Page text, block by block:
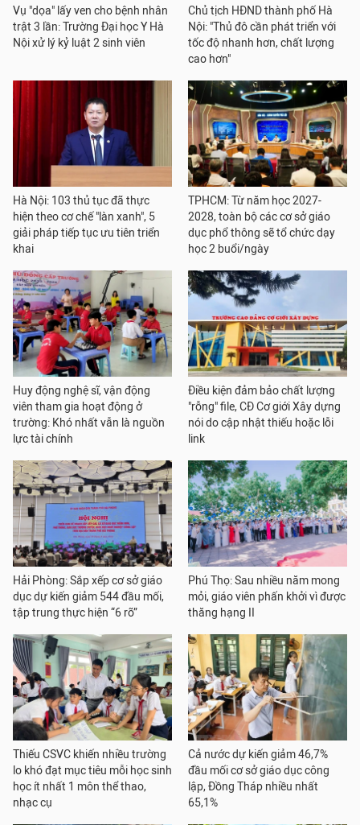
Vụ "dọa" lấy ven cho bệnh nhân
trật 3 lần: Trường Đại học Y Hà
Nội xử lý kỷ luật 2 sinh viên
Chủ tịch HĐND thành phố Hà
Nội: "Thủ đô cần phát triển với
tốc độ nhanh hơn, chất lượng
cao hơn"
Hà Nội: 103 thủ tục đã thực
hiện theo cơ chế "làn xanh", 5
giải pháp tiếp tục ưu tiên triển
khai
TPHCM: Từ năm học 2027-
2028, toàn bộ các cơ sở giáo
dục phổ thông sẽ tổ chức dạy
học 2 buổi/ngày
Huy động nghệ sĩ, vận động
viên tham gia hoạt động ở
trường: Khó nhất vẫn là nguồn
lực tài chính
Điều kiện đảm bảo chất lượng
"rỗng" file, CĐ Cơ giới Xây dựng
nói do cập nhật thiếu hoặc lỗi
link
Hải Phòng: Sắp xếp cơ sở giáo
dục dự kiến giảm 544 đầu mối,
tập trung thực hiện “6 rõ”
Phú Thọ: Sau nhiều năm mong
mỏi, giáo viên phấn khởi vì được
thăng hạng II
Thiếu CSVC khiến nhiều trường
lo khó đạt mục tiêu mỗi học sinh
học ít nhất 1 môn thể thao,
nhạc cụ
Cả nước dự kiến giảm 46,7%
đầu mối cơ sở giáo dục công
lập, Đồng Tháp nhiều nhất
65,1%